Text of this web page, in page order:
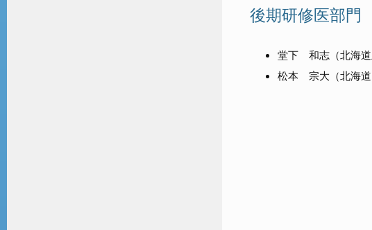
後期研修医部門
堂下 和志（北海道
松本 宗大（北海